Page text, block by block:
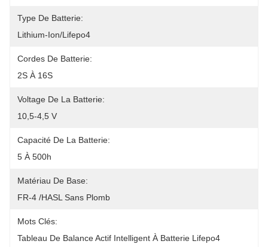
Type De Batterie:
Lithium-Ion/Lifepo4
Cordes De Batterie:
2S À 16S
Voltage De La Batterie:
10,5-4,5 V
Capacité De La Batterie:
5 À 500h
Matériau De Base:
FR-4 /HASL Sans Plomb
Mots Clés:
Tableau De Balance Actif Intelligent À Batterie Lifepo4